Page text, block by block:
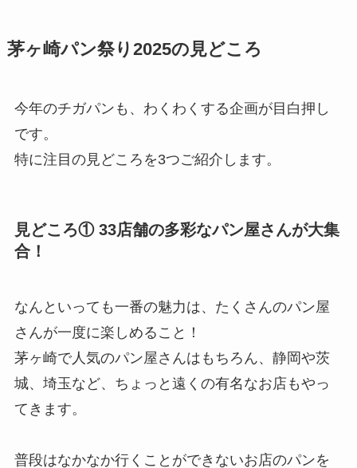
茅ヶ崎パン祭り2025の見どころ
今年のチガパンも、わくわくする企画が目白押し
です。
特に注目の見どころを3つご紹介します。
見どころ① 33店舗の多彩なパン屋さんが大集
合！
なんといっても一番の魅力は、たくさんのパン屋
さんが一度に楽しめること！
茅ヶ崎で人気のパン屋さんはもちろん、静岡や茨
城、埼玉など、ちょっと遠くの有名なお店もやっ
てきます。
普段はなかなか行くことができないお店のパンを